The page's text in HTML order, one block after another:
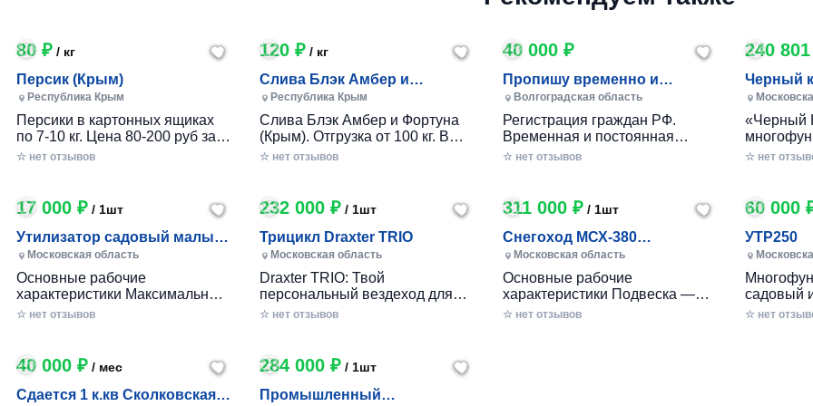
80 ₽ / кг
Персик (Крым)
Республика Крым
Персики в картонных ящиках
по 7-10 кг. Цена 80-200 руб за 1
кг в зависимости от размера и
☆ нет отзывов
120 ₽/ кг
Слива Блэк Амбер и
Фортуна (Крым)
Республика Крым
Слива Блэк Амбер и Фортуна
(Крым). Отгрузка от 100 кг. В
картонном ящике по 7-10 кг.
☆ нет отзывов
40 000 ₽
Пропишу временно и
постоянно в Волжском
Волгоградская область
Регистрация граждан РФ.
Временная и постоянная
официально через мфц.
☆ нет отзывов
240
Черный
«Черный
колесный
садами и
стильный
☆ нет
17 000 ₽ / 1шт
Утилизатор садовый малый
(УСМ)
Московская область
Основные рабочие
характеристики Максимальный
размер переработки
ножей — Сталь 65Г Габариты
Вес станка, кг — до 25 Длина
ножа, мм — 80 Размеры (дл х
☆ нет отзывов
232 000 ₽/ 1шт
Трицикл Draxter TRIO
Московская область
Draxter TRIO: Твой
персональный вездеход для
приключений и развлечений!
развлечений? • Вездеходные
возможности: Проходимость, о
которой ты мог только мечтать!
☆ нет отзывов
311 000 ₽/ 1шт
Снегоход МСХ-380
(20л.с.-11А-РС, Вариатор,
Long (П
Московская область
Основные рабочие
характеристики Подвеска —
Катковая Максимальная
☆ нет отзывов
60 000
УТР250
садовый
☆ нет
40 000 ₽ / мес
Сдается 1 к.кв Сколковская 1
284 000 ₽/ 1шт
Промышленный